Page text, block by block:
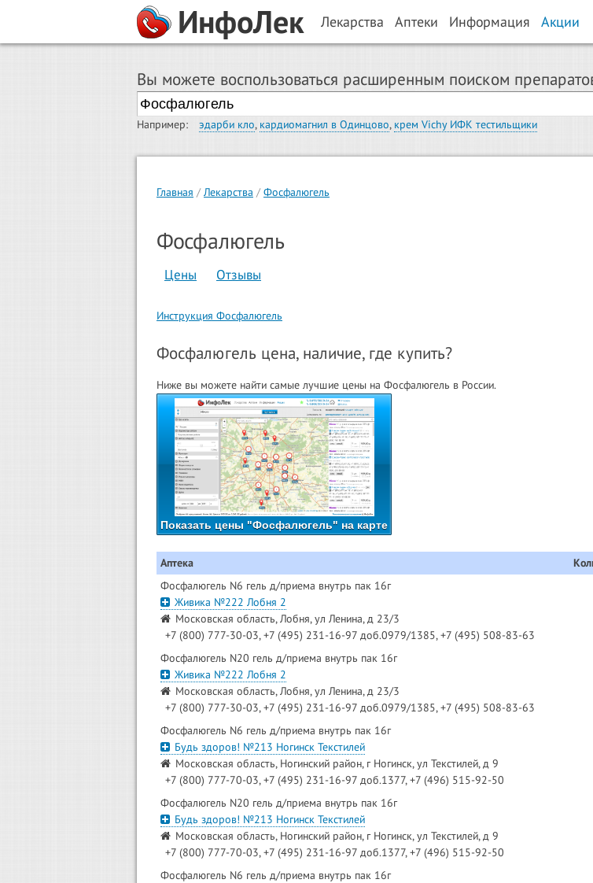
ИнфоЛек Лекарства Аптеки Информация Акции
Вы можете воспользоваться расширенным поиском
Например: эдарби кло, кардиомагнил в Одинцово, крем Vichy ИФК тестильщики
Главная Лекарства Фосфалюгель
Фосфалюгель
Цены Отзывы
Инструкция Фосфалюгель
Фосфалюгель цена, наличие, где купить?
Ниже вы можете найти самые лучшие цены на Фосфалюгель в России.
Показать цены "Фосфалюгель" на карте
Аптека
Фосфалюгель N6 гель д/приема внутрь пак 16г
Живика №222 Лобня 2
Московская область, Лобня, ул Ленина, д 23/3
+7 (800) 777-30-03, +7 (495) 231-16-97 доб.0979/1385, +7 (495) 508-83-63
Фосфалюгель N20 гель д/приема внутрь пак 16г
Живика №222 Лобня 2
Московская область, Лобня, ул Ленина, д 23/3
+7 (800) 777-30-03, +7 (495) 231-16-97 доб.0979/1385, +7 (495) 508-83-63
Фосфалюгель N6 гель д/приема внутрь пак 16г
Будь здоров! №213 Ногинск Текстилей
Московская область, Ногинский район, г Ногинск, ул Текстилей, д 9
+7 (800) 777-70-03, +7 (495) 231-16-97 доб.1377, +7 (496) 515-92-50
Фосфалюгель N20 гель д/приема внутрь пак 16г
Будь здоров! №213 Ногинск Текстилей
Московская область, Ногинский район, г Ногинск, ул Текстилей, д 9
+7 (800) 777-70-03, +7 (495) 231-16-97 доб.1377, +7 (496) 515-92-50
Фосфалюгель N6 гель д/приема внутрь пак 16г